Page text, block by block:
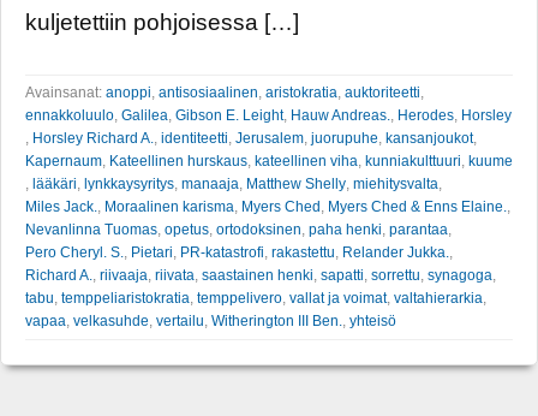
kuljetettiin pohjoisessa […]
Avainsanat: anoppi, antisosiaalinen, aristokratia, auktoriteetti,
ennakkoluulo, Galilea, Gibson E. Leight, Hauw Andreas., Herodes, Horsley
, Horsley Richard A., identiteetti, Jerusalem, juorupuhe, kansanjoukot,
Kapernaum, Kateellinen hurskaus, kateellinen viha, kunniakulttuuri, kuume
, lääkäri, lynkkaysyritys, manaaja, Matthew Shelly, miehitysvalta,
Miles Jack., Moraalinen karisma, Myers Ched , Myers Ched & Enns Elaine.,
Nevanlinna Tuomas, opetus, ortodoksinen, paha henki, parantaa,
Pero Cheryl. S., Pietari, PR-katastrofi, rakastettu, Relander Jukka.,
Richard A., riivaaja, riivata, saastainen henki, sapatti, sorrettu, synagoga,
tabu, temppeliaristokratia, temppelivero, vallat ja voimat, valtahierarkia,
vapaa, velkasuhde, vertailu, Witherington III Ben., yhteisö